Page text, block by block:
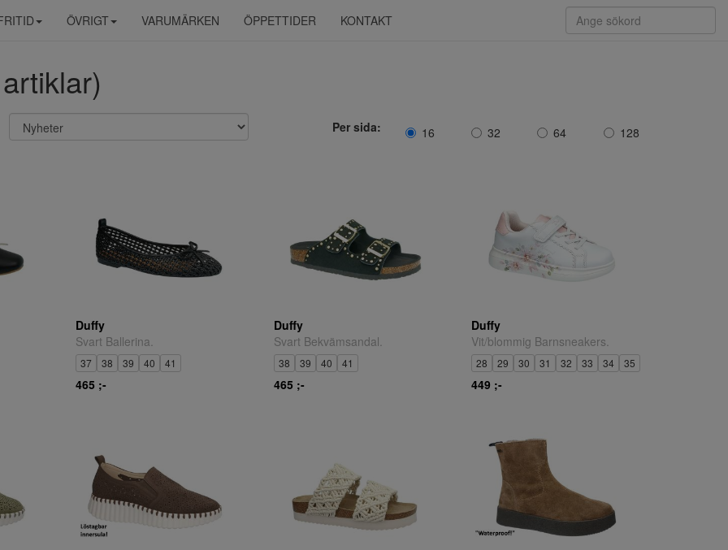
ÖVRIGT VARUMÄRKEN ÖPPETTIDER KONTAKT
Per sida: 16 32 64 128
Duffy
Svart Ballerina.
37 38 39 40 41
465 ;-
Duffy
Svart Bekvämsandal.
38 39 40 41
465 ;-
Duffy
Vit/blommig Barnsneakers.
28 29 30 31 32 33 34 35
449 ;-